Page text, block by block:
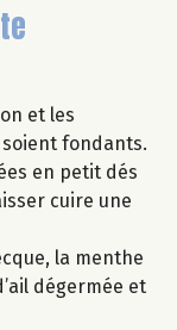
et les
soient fondants.
en petit dés
cuire une
la menthe
dégermée et